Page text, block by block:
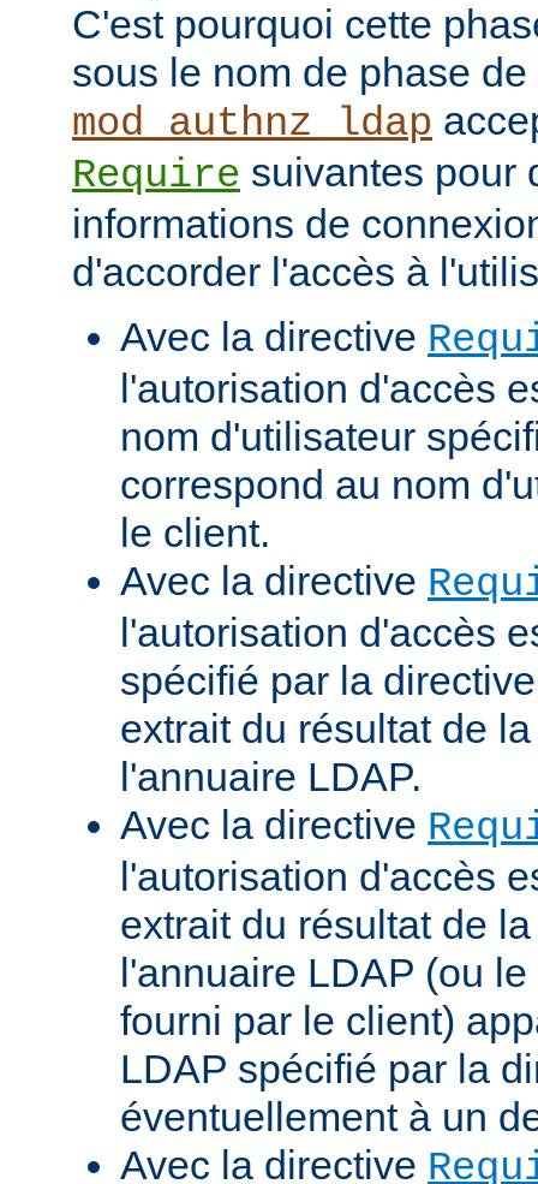
C'est pourquoi cette
sous le nom de phase
mod_authnz_ldap
Require suivantes pour
informations de
d'accorder l'accès à
Avec la directive
l'autorisation d'accès
nom d'utilisateur
correspond au nom
le client.
Avec la directive
l'autorisation d'accès
spécifié par la
extrait du résultat de
l'annuaire LDAP.
Avec la directive
l'autorisation d'accès
extrait du résultat de
l'annuaire LDAP (ou
fourni par le client)
LDAP spécifié par la
éventuellement à un
Avec la directive